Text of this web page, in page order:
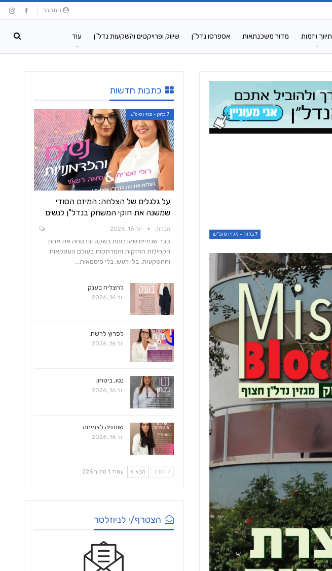
התחבר
תיווך ויזמות מדור משכנתאות אספרסו נדל"ן שיווק ופרויקטים והשקעות נדל"ן עוד
7 בלוק - מגזין סופ"ש
כתבות חדשות
7 בלוק - מגזין סופ"ש
על גלגלים של הצלחה: המיזם הסודי
שמשנה את חוקי המשחק בנדל"ן לנשים
הבלוק יול 16, 2026
כבר שנתיים שהן בונות בשקט ובבטחה את אחת
הקהילות החזקות והמרתקות בעולם העסקאות
וההשקעות. בלי רעש, בלי סיסמאות…
להצליח בענק
יול 16, 2026
לפרוץ לרשת
יול 16, 2026
נטו, ביטחון
יול 16, 2026
שותפה לצמיחה
יול 16, 2026
קודם הבא עמוד 1 מתוך 226
הצטרף/י לניוזלטר